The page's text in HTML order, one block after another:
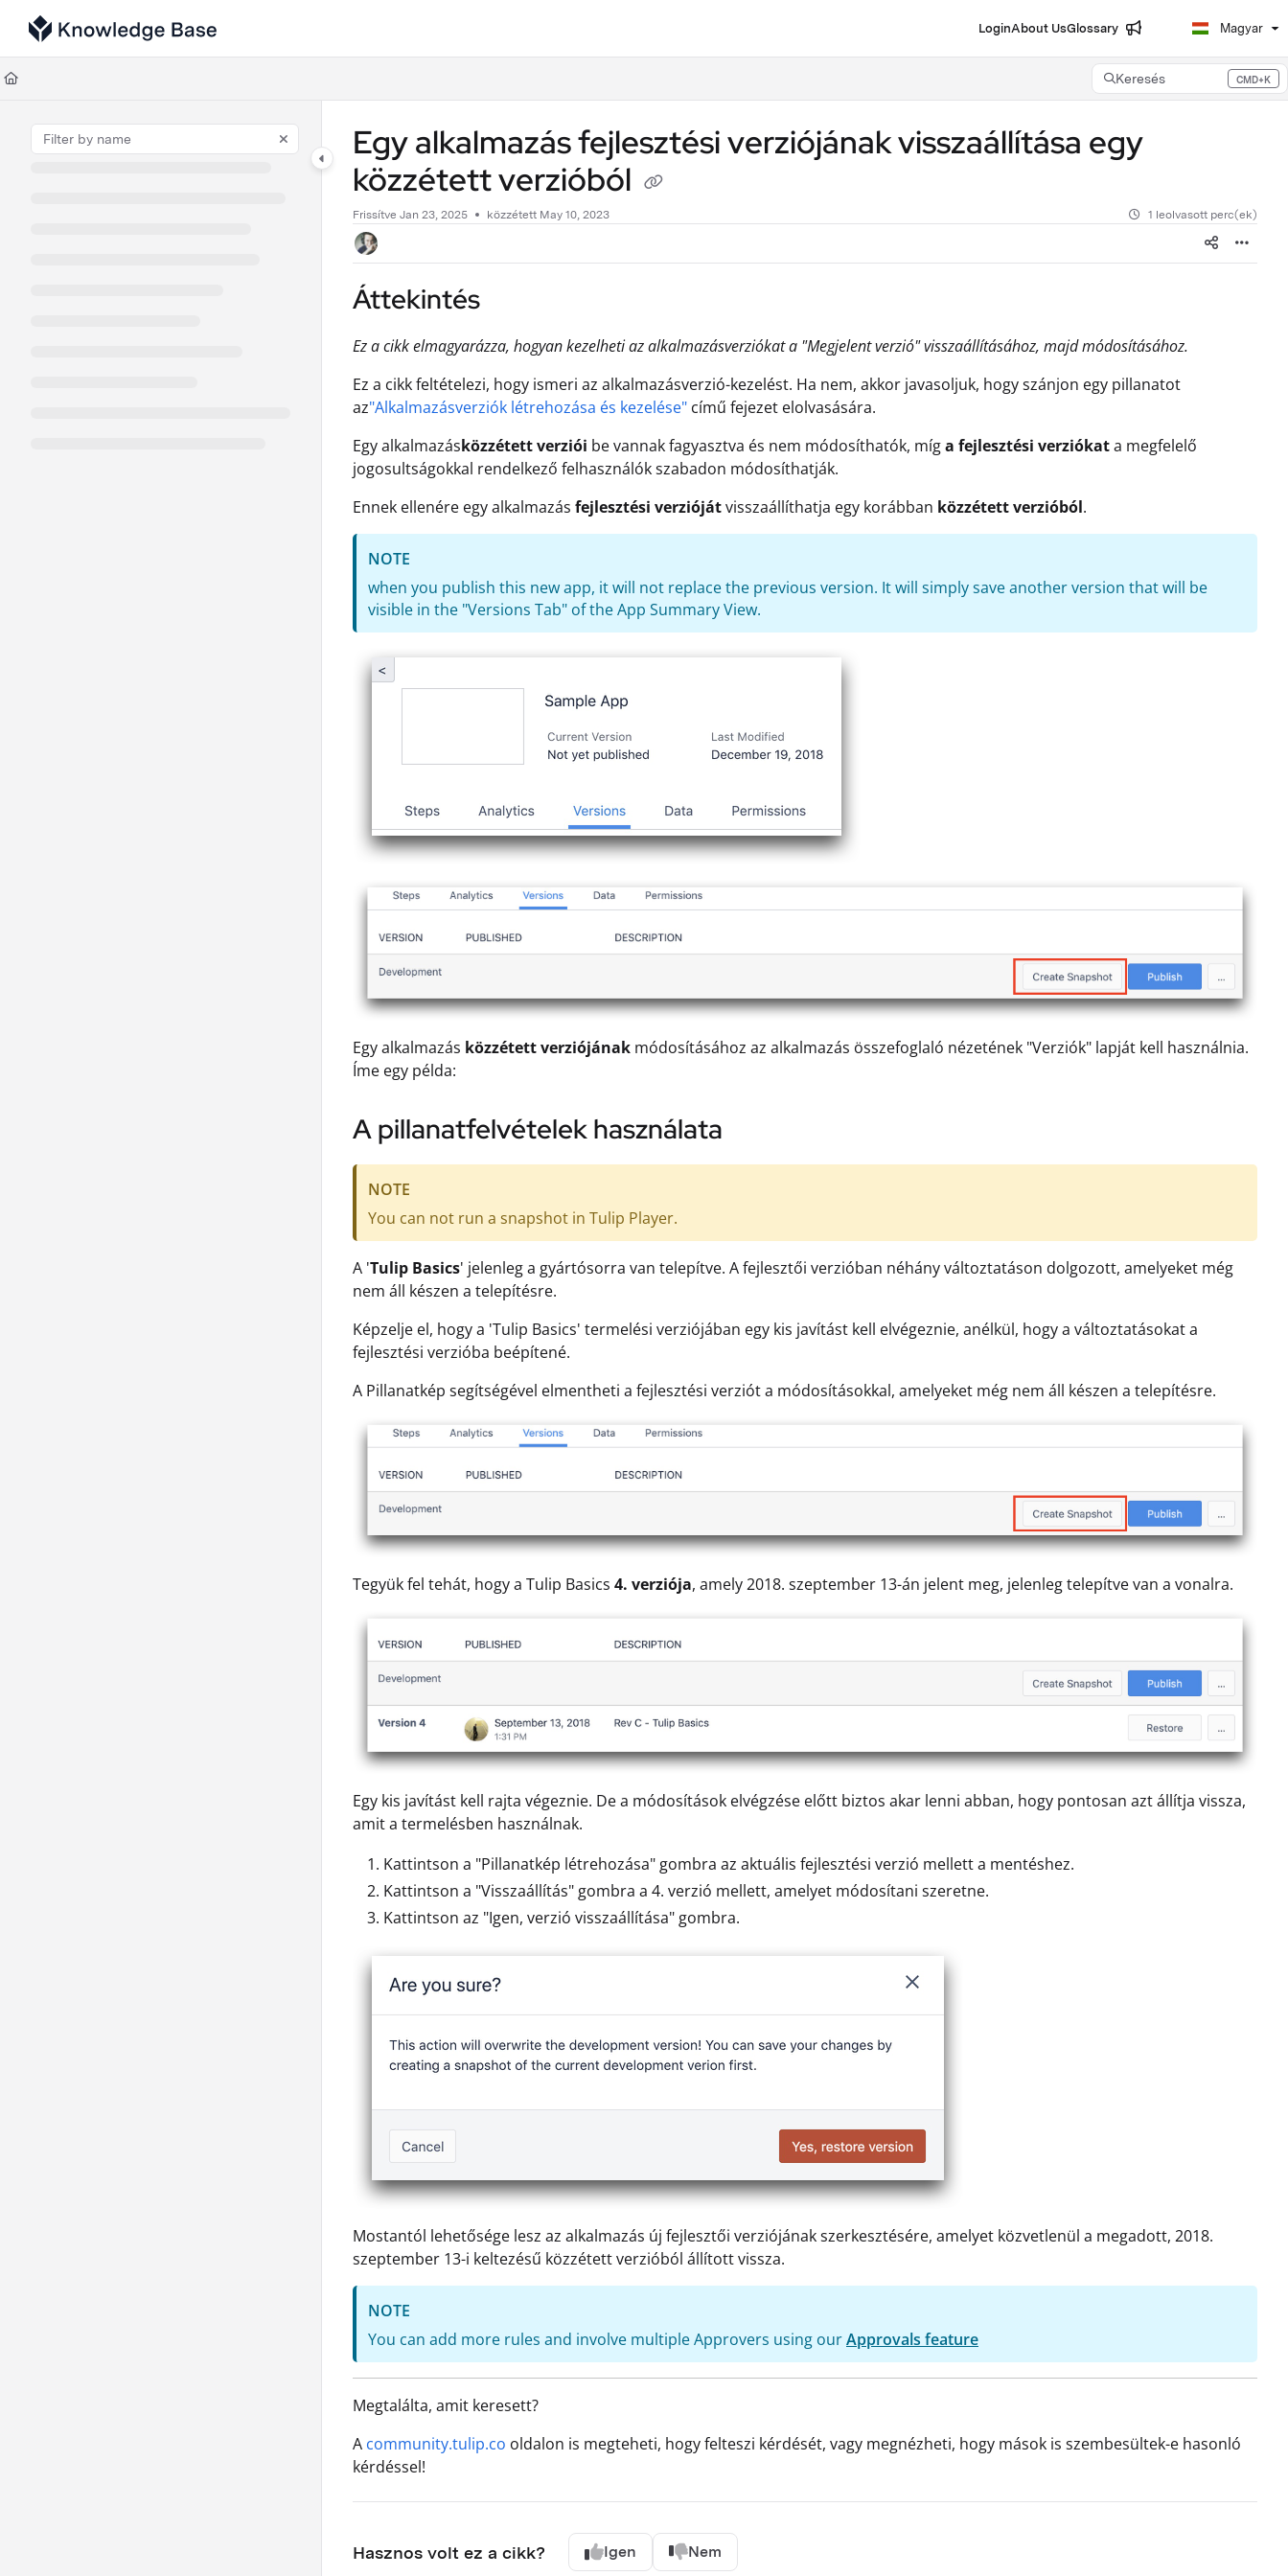
Documentation Index
Fetch the complete documentation index at:
Use this file to discover all available pages before exploring further.
LoginAbout UsGlossary Magyar
Keresés CMD+K
Press CMD+K to open search
Egy alkalmazás fejlesztési verziójának visszaállítása egy
közzétett verzióból
Frissítve Jan 23, 2025 közzétett May 10, 2023 1 leolvasott perc(ek)
Áttekintés
Ez a cikk elmagyarázza, hogyan kezelheti az alkalmazásverziókat a "Megjelent verzió" visszaállításához, majd módosításához.
Ez a cikk feltételezi, hogy ismeri az alkalmazásverzió-kezelést. Ha nem, akkor javasoljuk, hogy szánjon egy pillanatot
az"Alkalmazásverziók létrehozása és kezelése" című fejezet elolvasására.
Egy alkalmazásközzétett verziói be vannak fagyasztva és nem módosíthatók, míga fejlesztési verziókata megfelelő
jogosultságokkal rendelkező felhasználók szabadon módosíthatják.
Ennek ellenére egy alkalmazás fejlesztési verziójátvisszaállíthatja egy korábban közzétett verzióból.
NOTE
when you publish this new app, it will not replace the previous version. It will simply save another version that will be
visible in the "Versions Tab" of the App Summary View.
Egy alkalmazás közzétett verziójának módosításához az alkalmazás összefoglaló nézetének "Verziók" lapját kell használnia.
Íme egy példa:
A pillanatfelvételek használata
NOTE
You can not run a snapshot in Tulip Player.
A 'Tulip Basics' jelenleg a gyártósorra van telepítve. A fejlesztői verzióban néhány változtatáson dolgozott, amelyeket még
nem áll készen a telepítésre.
Képzelje el, hogy a 'Tulip Basics' termelési verziójában egy kis javítást kell elvégeznie, anélkül, hogy a változtatásokat a
fejlesztési verzióba beépítené.
A Pillanatkép segítségével elmentheti a fejlesztési verziót a módosításokkal, amelyeket még nem áll készen a telepítésre.
Tegyük fel tehát, hogy a Tulip Basics 4. verziója, amely 2018. szeptember 13-án jelent meg, jelenleg telepítve van a vonalra.
Egy kis javítást kell rajta végeznie. De a módosítások elvégzése előtt biztos akar lenni abban, hogy pontosan azt állítja vissza,
amit a termelésben használnak.
Kattintson a "Pillanatkép létrehozása" gombra az aktuális fejlesztési verzió mellett a mentéshez.
Kattintson a "Visszaállítás" gombra a 4. verzió mellett, amelyet módosítani szeretne.
Kattintson az "Igen, verzió visszaállítása" gombra.
Mostantól lehetősége lesz az alkalmazás új fejlesztői verziójának szerkesztésére, amelyet közvetlenül a megadott, 2018.
szeptember 13-i keltezésű közzétett verzióból állított vissza.
NOTE
You can add more rules and involve multiple Approvers using ourApprovals feature
Megtalálta, amit keresett?
A community.tulip.co oldalon is megteheti, hogy felteszi kérdését, vagy megnézheti, hogy mások is szembesültek-e hasonló
kérdéssel!
Hasznos volt ez a cikk? Igen Nem